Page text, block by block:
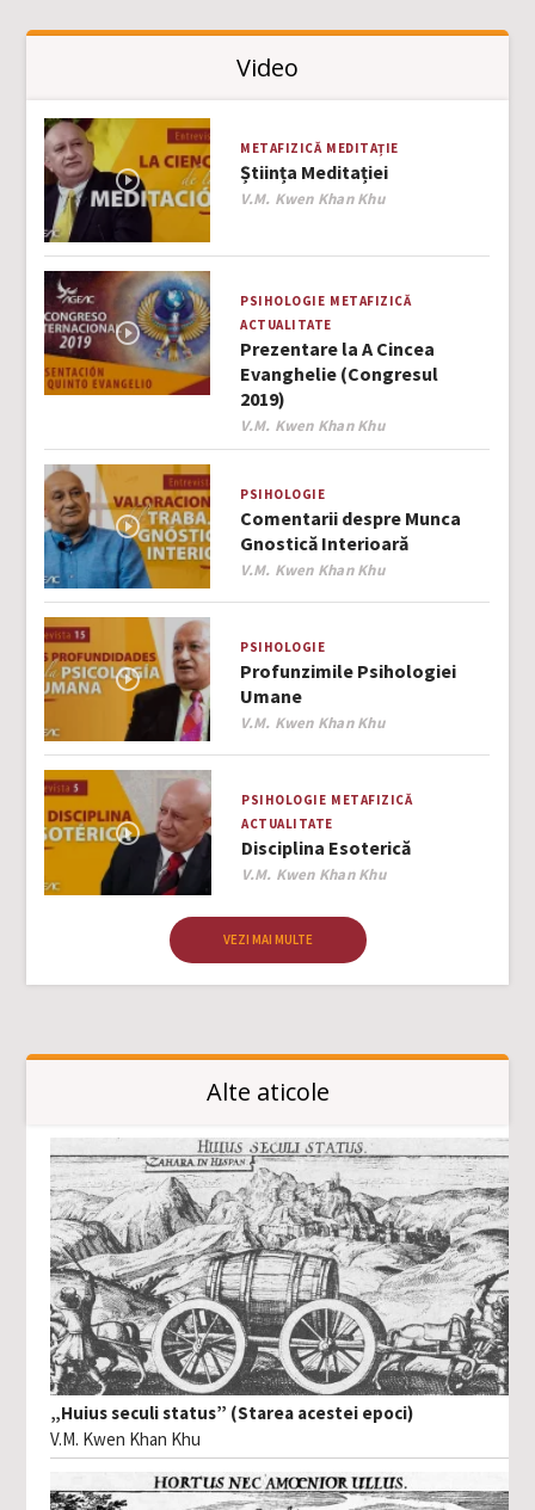
Video
METAFIZICĂ MEDITAȚIE
Știința Meditației
Author
V.M. Kwen Khan Khu
PSIHOLOGIE METAFIZICĂ
ACTUALITATE
Prezentare la A Cincea
Evanghelie (Congresul
2019)
Author
V.M. Kwen Khan Khu
PSIHOLOGIE
Comentarii despre Munca
Gnostică Interioară
Author
V.M. Kwen Khan Khu
PSIHOLOGIE
Profunzimile Psihologiei
Umane
Author
V.M. Kwen Khan Khu
PSIHOLOGIE METAFIZICĂ
ACTUALITATE
Disciplina Esoterică
Author
V.M. Kwen Khan Khu
VEZI MAI MULTE
Alte aticole
„Huius seculi status” (Starea acestei epoci)
V.M. Kwen Khan Khu